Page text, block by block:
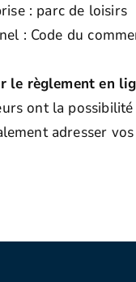
: parc de loisirs
: Code du
le règlement en
ont la
adresser